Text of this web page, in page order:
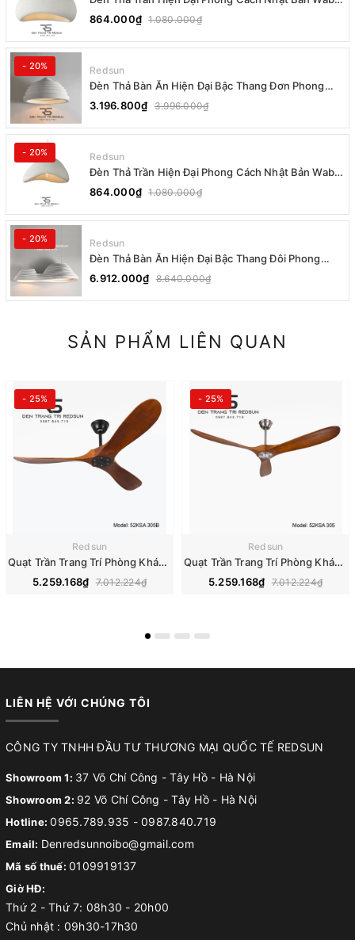
sabi CDT-T036 Dáng B
864.000₫ 1.080.000₫
- 20% Redsun
Đèn Thả Bàn Ăn Hiện Đại Bậc Thang Đơn Phong
Cách Nhật Bản Wabi-sabi DC-T078B
3.196.800₫ 3.996.000₫
- 20% Redsun
Đèn Thả Trần Hiện Đại Phong Cách Nhật Bản Wabi-
sabi CDT-T036 Dáng A
864.000₫ 1.080.000₫
- 20% Redsun
Đèn Thả Bàn Ăn Hiện Đại Bậc Thang Đôi Phong
Cách Nhật Bản Wabi-sabi DC-T078A
6.912.000₫ 8.640.000₫
SẢN PHẨM LIÊN QUAN
- 25%
Redsun
Quạt Trần Trang Trí Phòng Khách, Phòng Ngủ - 52KSA 305B
5.259.168₫ 7.012.224₫
- 25%
Redsun
Quạt Trần Trang Trí Phòng Khách, Phòng Ngủ - 52KSA 305
5.259.168₫ 7.012.224₫
LIÊN HỆ VỚI CHÚNG TÔI
CÔNG TY TNHH ĐẦU TƯ THƯƠNG MẠI QUỐC TẾ REDSUN
Showroom 1: 37 Võ Chí Công - Tây Hồ - Hà Nội
Showroom 2: 92 Võ Chí Công - Tây Hồ - Hà Nội
Hotline:0965.789.935 - 0987.840.719
Email: Denredsunnoibo@gmail.com
Mã số thuế: 0109919137
Giờ HĐ:
Thứ 2 - Thứ 7: 08h30 - 20h00
Chủ nhật : 09h30-17h30